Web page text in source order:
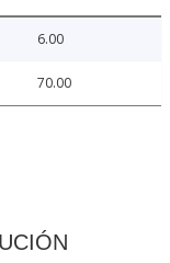
6.00
70.00